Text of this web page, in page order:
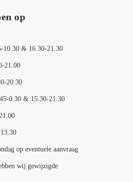
op
10.30 & 16.30-21.30
21.00
20.30
0.30 & 15.30-21.30
op eventuele aanvraag
wij gewijzigde